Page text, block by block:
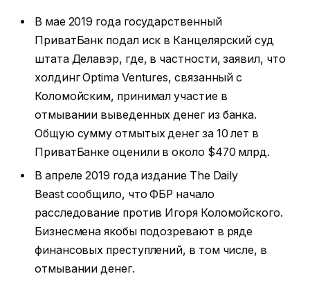
В мае 2019 года государственный
ПриватБанк подал иск в Канцелярский суд
штата Делавэр, где, в частности, заявил, что
холдинг Optima Ventures, связанный с
Коломойским, принимал участие в
отмывании выведенных денег из банка.
Общую сумму отмытых денег за 10 лет в
ПриватБанке оценили в около $470 млрд.
В апреле 2019 года издание The Daily
Beast сообщило, что ФБР начало
расследование против Игоря Коломойского.
Бизнесмена якобы подозревают в ряде
финансовых преступлений, в том числе, в
отмывании денег.